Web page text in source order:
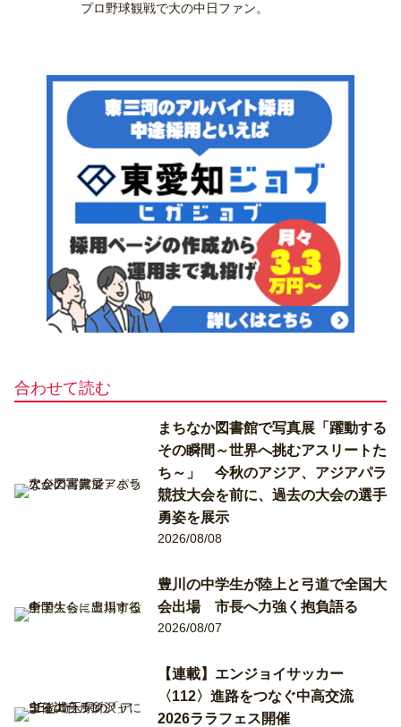
プロ野球観戦で大の中日ファン。
合わせて読む
まちなか図書館で写真展「躍動する
その瞬間～世界へ挑むアスリートた
ち～」 今秋のアジア、アジアパラ
競技大会を前に、過去の大会の選手
勇姿を展示
2026/08/08
豊川の中学生が陸上と弓道で全国大
会出場 市長へ力強く抱負語る
2026/08/07
【連載】エンジョイサッカー
〈112〉進路をつなぐ中高交流
2026ララフェス開催